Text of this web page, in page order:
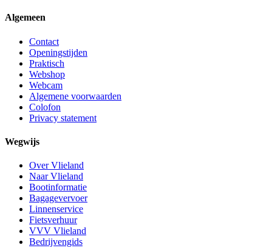
Algemeen
Contact
Openingstijden
Praktisch
Webshop
Webcam
Algemene voorwaarden
Colofon
Privacy statement
Wegwijs
Over Vlieland
Naar Vlieland
Bootinformatie
Bagagevervoer
Linnenservice
Fietsverhuur
VVV Vlieland
Bedrijvengids